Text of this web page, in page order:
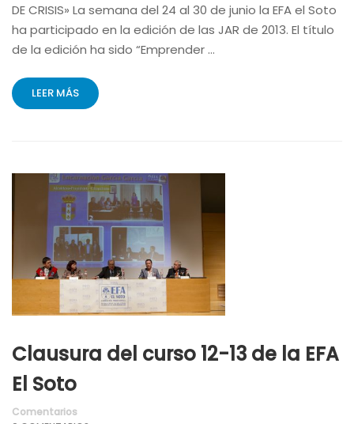
DE CRISIS» La semana del 24 al 30 de junio la EFA el Soto
ha participado en la edición de las JAR de 2013. El título
de la edición ha sido “Emprender …
LEER MÁS
Clausura del curso 12-13 de la EFA
El Soto
Comentarios